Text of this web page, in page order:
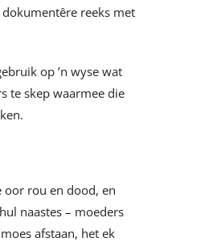
reeks met
op ’n wyse wat
te skep waarmee die
oor rou en dood, en
naastes – moeders
afstaan, het ek